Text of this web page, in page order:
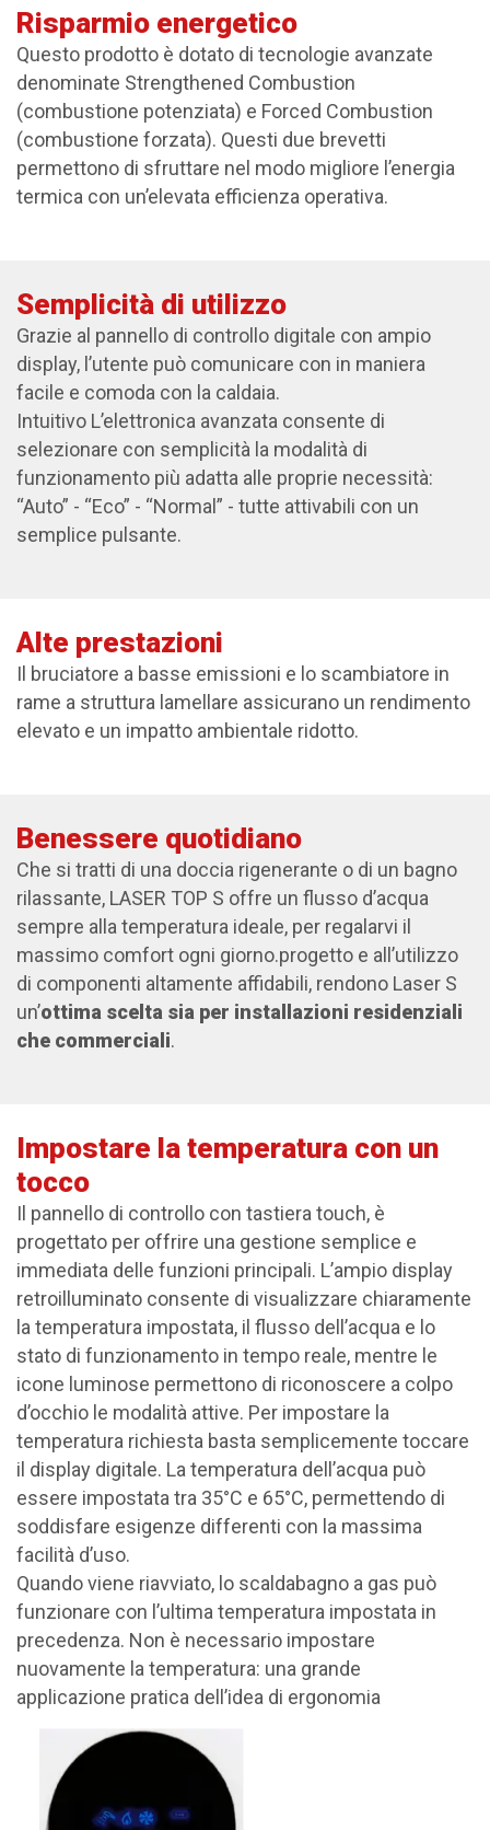
Risparmio energetico
Questo prodotto è dotato di tecnologie avanzate
denominate Strengthened Combustion
(combustione potenziata) e Forced Combustion
(combustione forzata). Questi due brevetti
permettono di sfruttare nel modo migliore l’energia
termica con un’elevata efficienza operativa.
Semplicità di utilizzo
Grazie al pannello di controllo digitale con ampio
display, l’utente può comunicare con in maniera
facile e comoda con la caldaia.
Intuitivo L’elettronica avanzata consente di
selezionare con semplicità la modalità di
funzionamento più adatta alle proprie necessità:
“Auto” - “Eco” - “Normal” - tutte attivabili con un
semplice pulsante.
Alte prestazioni
Il bruciatore a basse emissioni e lo scambiatore in
rame a struttura lamellare assicurano un rendimento
elevato e un impatto ambientale ridotto.
Benessere quotidiano
Che si tratti di una doccia rigenerante o di un bagno
rilassante, LASER TOP S offre un flusso d’acqua
sempre alla temperatura ideale, per regalarvi il
massimo comfort ogni giorno.progetto e all’utilizzo
di componenti altamente affidabili, rendono Laser S
un’ottima scelta sia per installazioni residenziali
che commerciali.
Impostare la temperatura con un
tocco
Il pannello di controllo con tastiera touch, è
progettato per offrire una gestione semplice e
immediata delle funzioni principali. L’ampio display
retroilluminato consente di visualizzare chiaramente
la temperatura impostata, il flusso dell’acqua e lo
stato di funzionamento in tempo reale, mentre le
icone luminose permettono di riconoscere a colpo
d’occhio le modalità attive. Per impostare la
temperatura richiesta basta semplicemente toccare
il display digitale. La temperatura dell’acqua può
essere impostata tra 35°C e 65°C, permettendo di
soddisfare esigenze differenti con la massima
facilità d’uso.
Quando viene riavviato, lo scaldabagno a gas può
funzionare con l’ultima temperatura impostata in
precedenza. Non è necessario impostare
nuovamente la temperatura: una grande
applicazione pratica dell’idea di ergonomia